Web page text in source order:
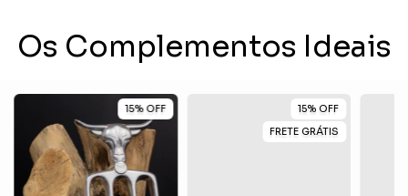
Os Complementos Ideais
15% OFF 15% OFF
FRETE GRÁTIS